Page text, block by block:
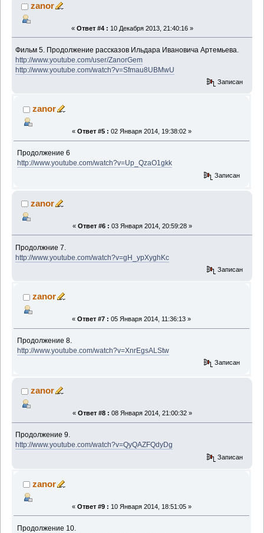
zanor
« Ответ #4 : 10 Декабря 2013, 21:40:16 »
Фильм 5. Продолжение рассказов Ильдара Ивановича Артемьева.
http://www.youtube.com/user/ZanorGem
http://www.youtube.com/watch?v=Sfmau8UBMwU
Записан
zanor
« Ответ #5 : 02 Января 2014, 19:38:02 »
Продолжение 6
http://www.youtube.com/watch?v=Up_QzaO1gkk
Записан
zanor
« Ответ #6 : 03 Января 2014, 20:59:28 »
Продолжние 7.
http://www.youtube.com/watch?v=gH_ypXyghKc
Записан
zanor
« Ответ #7 : 05 Января 2014, 11:36:13 »
Продолжение 8.
http://www.youtube.com/watch?v=XnrEgsALStw
Записан
zanor
« Ответ #8 : 08 Января 2014, 21:00:32 »
Продолжение 9.
http://www.youtube.com/watch?v=QyQAZFQdyDg
Записан
zanor
« Ответ #9 : 10 Января 2014, 18:51:05 »
Продолжение 10.